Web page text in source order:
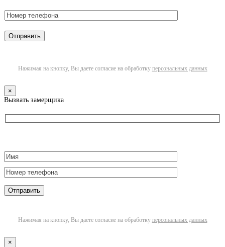
Нажимая на кнопку, Вы даете согласие на обработку персональных данных
×
Вызвать замерщика
Нажимая на кнопку, Вы даете согласие на обработку персональных данных
×